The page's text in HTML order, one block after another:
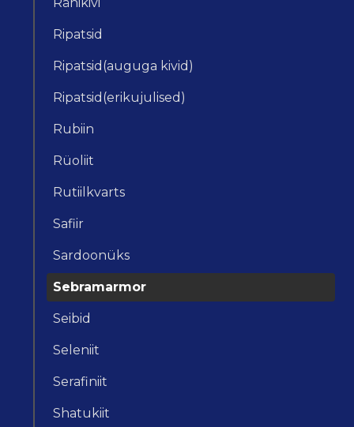
Ripatsid
Ripatsid(auguga kivid)
Ripatsid(erikujulised)
Rubiin
Rüoliit
Rutiilkvarts
Safiir
Sardoonüks
Sebramarmor
Seibid
Seleniit
Serafiniit
Shatukiit